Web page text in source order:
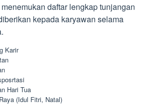
daftar lengkap tunjangan
kepada karyawan selama
Karir
Hari Tua
(Idul Fitri, Natal)